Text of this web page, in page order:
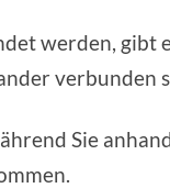
werden, gibt
verbunden
Sie